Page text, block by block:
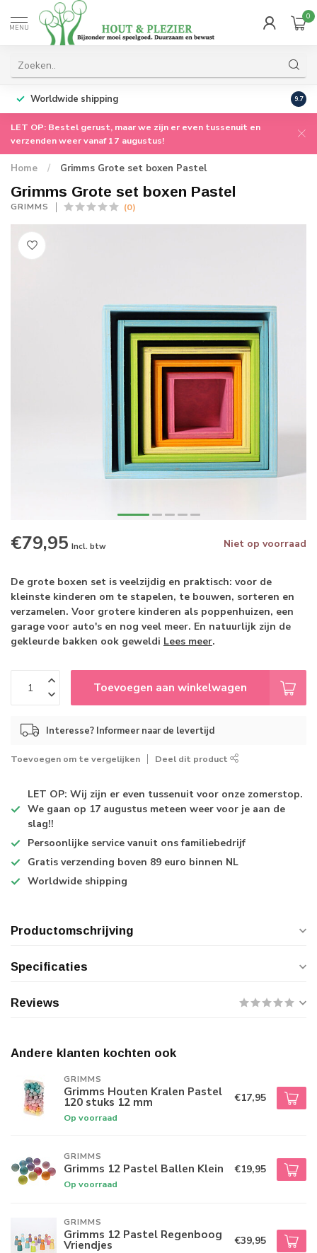
MENU
0
Worldwide shipping 9.7
LET OP: Bestel gerust, maar we zijn er even tussenuit en
verzenden weer vanaf 17 augustus!
Home / Grimms Grote set boxen Pastel
Grimms Grote set boxen Pastel
GRIMMS (0)
€79,95 Incl. btw Niet op voorraad
De grote boxen set is veelzijdig en praktisch: voor de
kleinste kinderen om te stapelen, te bouwen, sorteren en
verzamelen. Voor grotere kinderen als poppenhuizen, een
garage voor auto's en nog veel meer. En natuurlijk zijn de
gekleurde bakken ook geweldi Lees meer.
Toevoegen aan winkelwagen
Interesse? Informeer naar de levertijd
Toevoegen om te vergelijken Deel dit product
LET OP: Wij zijn er even tussenuit voor onze zomerstop.
We gaan op 17 augustus meteen weer voor je aan de
slag!!
Persoonlijke service vanuit ons familiebedrijf
Gratis verzending boven 89 euro binnen NL
Worldwide shipping
Productomschrijving
Specificaties
Reviews
Andere klanten kochten ook
GRIMMS
Grimms Houten Kralen Pastel
120 stuks 12 mm
Op voorraad
€17,95
GRIMMS
Grimms 12 Pastel Ballen Klein
Op voorraad
€19,95
GRIMMS
Grimms 12 Pastel Regenboog
Vriendjes €39,95